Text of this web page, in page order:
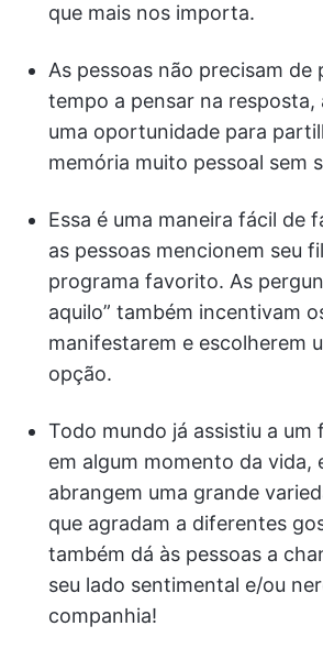
que mais nos importa.
As pessoas não precisam de
tempo a pensar na resposta,
uma oportunidade para
memória muito pessoal sem
Essa é uma maneira fácil de
as pessoas mencionem seu
programa favorito. As
aquilo” também incentivam
manifestarem e escolherem
opção.
Todo mundo já assistiu a um
em algum momento da vida,
abrangem uma grande
que agradam a diferentes
também dá às pessoas a
seu lado sentimental e/ou
companhia!